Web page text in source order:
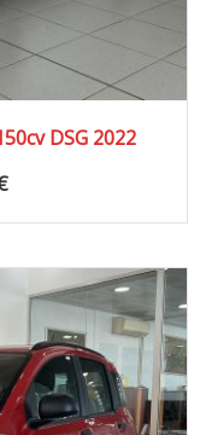
DSG 2022